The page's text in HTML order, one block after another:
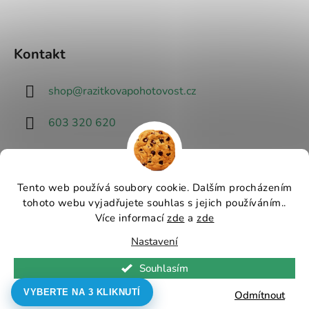
Tento web používá soubory cookie. Dalším procházením
tohoto webu vyjadřujete souhlas s jejich používáním..
Více informací zde a zde
Nastavení
Odmítnout
Souhlasím
Kontakt
shop@razitkovapohotovost.cz
603 320 620
Návrhář designu
Vytvořil Shoptet
Razítková pohotovost - nejlevnější
razítka v ČR. Všechna práva vyhrazena.
Upravit
nastavení cookies
VYBERTE NA 3 KLIKNUTÍ